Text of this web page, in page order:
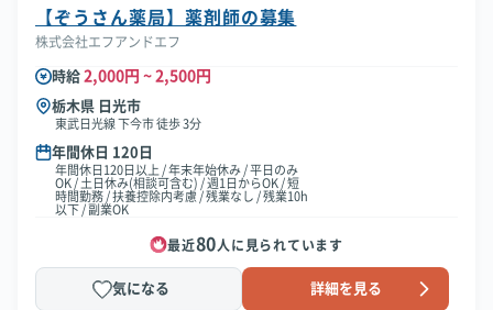
【ぞうさん薬局】薬剤師の募集
株式会社エフアンドエフ
時給 2,000円 ~ 2,500円
栃木県 日光市
東武日光線 下今市 徒歩 3分
年間休日 120日
年間休日120日以上 / 年末年始休み / 平日のみ
OK / 土日休み(相談可含む) / 週1日からOK / 短
時間勤務 / 扶養控除内考慮 / 残業なし / 残業10h
以下 / 副業OK
最近80 人に見られています
気になる 詳細を見る